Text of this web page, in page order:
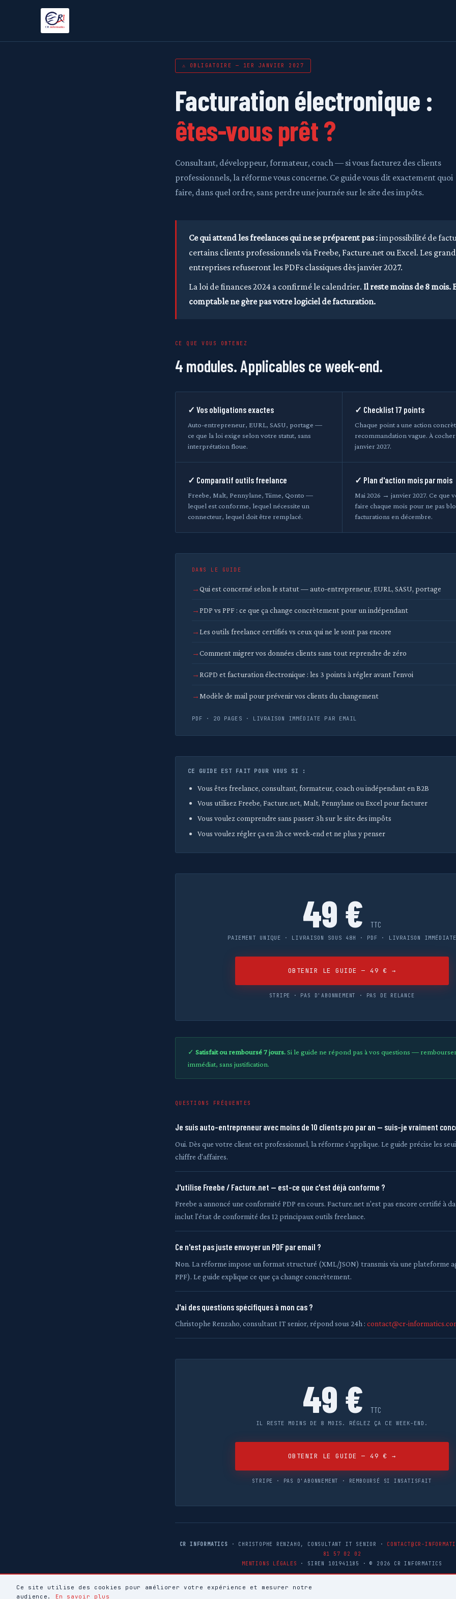
⚠ OBLIGATOIRE — 1ER JANVIER 2027
Facturation électronique :
êtes-vous prêt ?
Consultant, développeur, formateur, coach — si vous facturez des clients
professionnels, la réforme vous concerne. Ce guide vous dit exactement quoi
faire, dans quel ordre, sans perdre une journée sur le site des impôts.
Ce qui attend les freelances qui ne se préparent pas :impossibilité de
certains clients professionnels via Freebe, Facture.net ou Excel. Les
entreprises refuseront les PDFs classiques dès janvier 2027.
La loi de finances 2024 a confirmé le calendrier. Il reste moins de 8 mois.
comptable ne gère pas votre logiciel de facturation.
CE QUE VOUS OBTENEZ
4 modules. Applicables ce week-end.
✓ Vos obligations exactes
Auto-entrepreneur, EURL, SASU, portage —
ce que la loi exige selon votre statut, sans
interprétation floue.
✓ Checklist 17 points
Chaque point a une action
recommandation vague. À
janvier 2027.
✓ Comparatif outils freelance
Freebe, Malt, Pennylane, Tiime, Qonto —
lequel est conforme, lequel nécessite un
connecteur, lequel doit être remplacé.
✓ Plan d'action mois par mois
Mai 2026 → janvier 2027. Ce que
faire chaque mois pour ne pas
facturations en décembre.
DANS LE GUIDE
Qui est concerné selon le statut — auto-entrepreneur, EURL, SASU, portage
PDP vs PPF : ce que ça change concrètement pour un indépendant
Les outils freelance certifiés vs ceux qui ne le sont pas encore
Comment migrer vos données clients sans tout reprendre de zéro
RGPD et facturation électronique : les 3 points à régler avant l'envoi
Modèle de mail pour prévenir vos clients du changement
PDF · 20 PAGES · LIVRAISON IMMÉDIATE PAR EMAIL
CE GUIDE EST FAIT POUR VOUS SI :
Vous êtes freelance, consultant, formateur, coach ou indépendant en B2B
Vous utilisez Freebe, Facture.net, Malt, Pennylane ou Excel pour facturer
Vous voulez comprendre sans passer 3h sur le site des impôts
Vous voulez régler ça en 2h ce week-end et ne plus y penser
49 € TTC
PAIEMENT UNIQUE · LIVRAISON SOUS 48H · PDF · LIVRAISON IMMÉDIATE
OBTENIR LE GUIDE — 49 € →
STRIPE · PAS D'ABONNEMENT · PAS DE RELANCE
✓ Satisfait ou remboursé 7 jours.Si le guide ne répond pas à vos questions —
immédiat, sans justification.
QUESTIONS FRÉQUENTES
Je suis auto-entrepreneur avec moins de 10 clients pro par an — suis-je vraiment
Oui. Dès que votre client est professionnel, la réforme s'applique. Le guide précise les
chiffre d'affaires.
J'utilise Freebe / Facture.net — est-ce que c'est déjà conforme ?
Freebe a annoncé une conformité PDP en cours. Facture.net n'est pas encore certifié à
inclut l'état de conformité des 12 principaux outils freelance.
Ce n'est pas juste envoyer un PDF par email ?
Non. La réforme impose un format structuré (XML/JSON) transmis via une plateforme
PPF). Le guide explique ce que ça change concrètement.
J'ai des questions spécifiques à mon cas ?
Christophe Renzaho, consultant IT senior, répond sous 24h : contact@cr-
49 € TTC
IL RESTE MOINS DE 8 MOIS. RÉGLEZ ÇA CE WEEK-END.
OBTENIR LE GUIDE — 49 € →
STRIPE · PAS D'ABONNEMENT · REMBOURSÉ SI INSATISFAIT
CR INFORMATICS · CHRISTOPHE RENZAHO, CONSULTANT IT SENIOR · CONTACT@CR-
81 57 02 02
MENTIONS LÉGALES
· SIREN 101941185 · © 2026 CR INFORMATICS
Ce site utilise des cookies pour améliorer votre expérience et mesurer notre
audience.
En savoir plus